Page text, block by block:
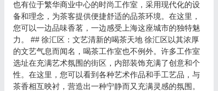
也有位于繁华商业中心的时尚工作室，采用现代化的设
备和理念，为茶客提供便捷舒适的品茶环境。在这里，
您可以一边品味香茗，一边感受上海这座城市的独特魅
力。 ## 徐汇区：文艺清新的喝茶天地 徐汇区以其浓厚
的文艺气息而闻名，喝茶工作室也不例外。许多工作室
选址在充满艺术氛围的街区，内部装饰充满了创意和个
性。在这里，您可以看到各种艺术作品和手工艺品，与
茶香相互映衬，营造出一种宁静而又充满灵感的氛围。